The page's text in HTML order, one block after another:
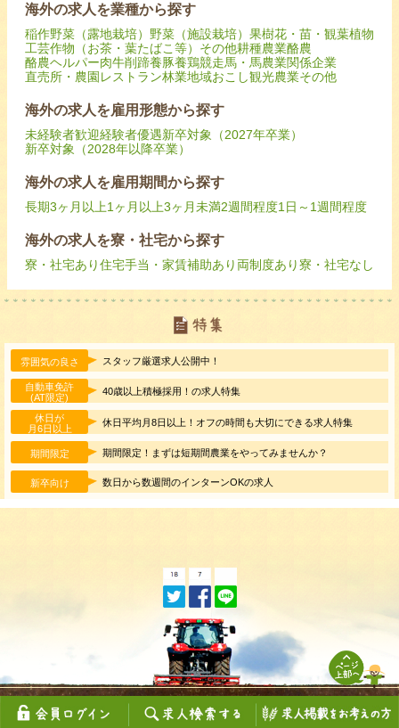
海外の求人を業種から探す
稲作野菜（露地栽培） 野菜（施設栽培） 果樹花・苗・観葉植物
工芸作物（お茶・葉たばこ等） その他耕種農業酪農
酪農ヘルパー肉牛削蹄養豚養鶏競走馬・馬農業関係企業
直売所・農園レストラン林業地域おこし観光農業その他
海外の求人を雇用形態から探す
未経験者歓迎経験者優遇新卒対象（2027年卒業）
新卒対象（2028年以降卒業）
海外の求人を雇用期間から探す
長期3ヶ月以上1ヶ月以上3ヶ月未満2週間程度1日～1週間程度
海外の求人を寮・社宅から探す
寮・社宅あり住宅手当・家賃補助あり 両制度あり寮・社宅なし
雰囲気の良さ スタッフ厳選求人公開中！
自動車免許
(AT限定)
40歳以上積極採用！の求人特集
休日が
月6日以上
休日平均月8日以上！オフの時間も大切にできる求人特集
期間限定 期間限定！まずは短期間農業をやってみませんか？
新卒向け 数日から数週間のインターンOKの求人